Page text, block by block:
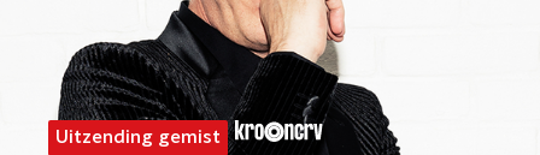
Uitzending gemist